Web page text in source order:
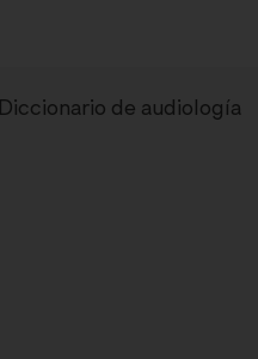
Diccionario de audiología